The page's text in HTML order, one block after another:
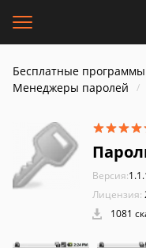
Бесплатные программы
Менеджеры паролей
Версия:
Лицензия:
1081